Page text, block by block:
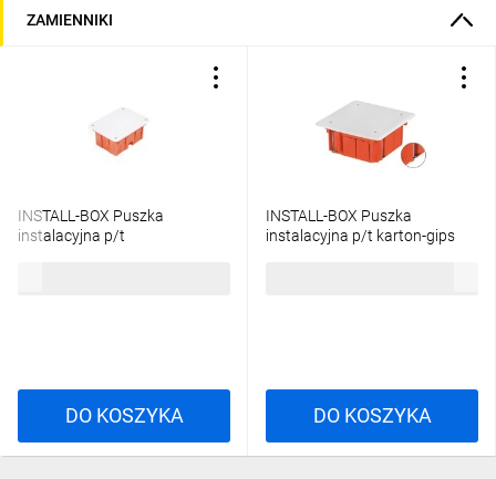
ZAMIENNIKI
INSTALL-BOX Puszka
instalacyjna p/t
DO KOSZYKA
INSTALL-BOX Puszka
instalacyjna p/t karton-gips
DO KOSZYKA